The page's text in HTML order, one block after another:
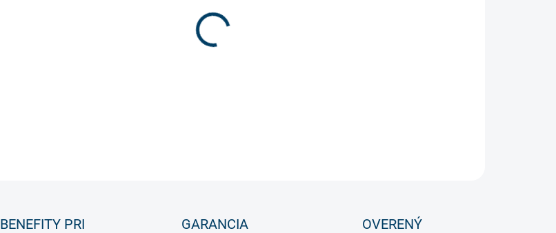
stojaca svetelná dekorácia. Použiť ju možete napríklad pred
BENEFITY PRI
GARANCIA
OVERENÝ